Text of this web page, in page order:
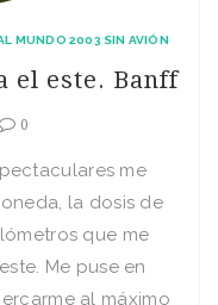
MUNDO 2003 SIN AVIÓN
el este. Banff
0
me
la dosis de
que me
Me puse en
al máximo